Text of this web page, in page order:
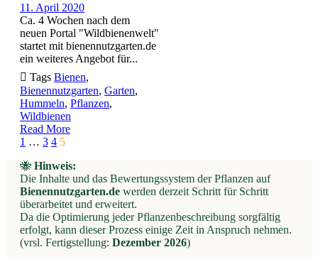
11. April 2020
Ca. 4 Wochen nach dem
neuen Portal "Wildbienenwelt"
startet mit bienennutzgarten.de
ein weiteres Angebot für...
 Tags Bienen,
Bienennutzgarten, Garten,
Hummeln, Pflanzen,
Wildbienen
Read More
Page
of
5
Prev
1 … 3 4 5
🐝 Hinweis:
Die Inhalte und das Bewertungssystem der Pflanzen auf
Bienennutzgarten.de werden derzeit Schritt für Schritt
überarbeitet und erweitert.
Da die Optimierung jeder Pflanzenbeschreibung sorgfältig
erfolgt, kann dieser Prozess einige Zeit in Anspruch nehmen.
(vrsl. Fertigstellung: Dezember 2026)